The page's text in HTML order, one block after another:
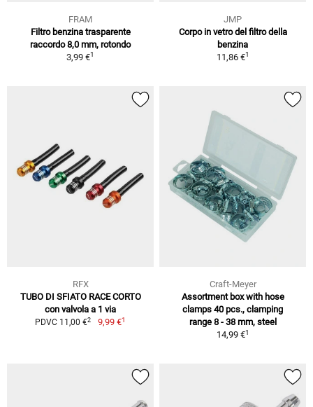
FRAM
Filtro benzina trasparente
raccordo 8,0 mm, rotondo
3,99 €1
JMP
Corpo in vetro del filtro della
benzina
11,86 €1
RFX
TUBO DI SFIATO RACE CORTO
con valvola a 1 via
PDVC 11,00 €2 9,99 €1
Craft-Meyer
Assortment box with hose
clamps 40 pcs., clamping
range 8 - 38 mm, steel
14,99 €1